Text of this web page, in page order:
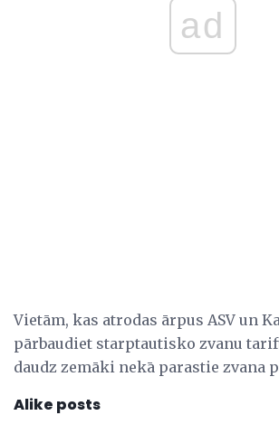
ad
Vietām, kas atrodas ārpus ASV un
pārbaudiet starptautisko zvanu
daudz zemāki nekā parastie zvana
Alike posts